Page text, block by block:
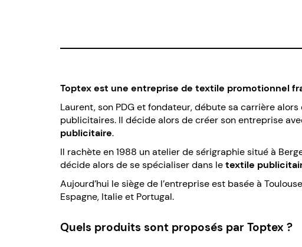
Toptex est une entreprise de textile promotionnel
Laurent, son PDG et fondateur, débute sa carrière
publicitaires. Il décide alors de créer son entreprise
publicitaire.
Il rachète en 1988 un atelier de sérigraphie situé à
décide alors de se spécialiser dans letextile
Aujourd’hui le siège de l’entreprise est basée à
Espagne, Italie et Portugal.
Quels produits sont proposés par Toptex ?